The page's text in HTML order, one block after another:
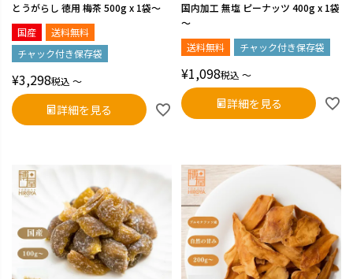
とうがらし 徳用 梅茶 500g x 1袋～
国産
送料無料
チャック付き保存袋
¥3,298税込 〜
詳細を見る
国内加工 無塩 ピーナッツ 400g x 1袋
～
送料無料
チャック付き保存袋
¥1,098税込 〜
詳細を見る